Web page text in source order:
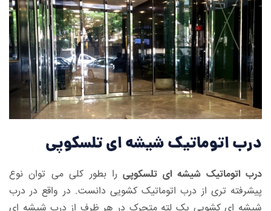
درب اتوماتیک شیشه ای تلسکوپی
درب اتوماتیک شیشه ای تلسکوپیرا بطور کلی می توان نوع
پیشرفته تری از درب اتوماتیک کشویی دانست. در واقع در درب